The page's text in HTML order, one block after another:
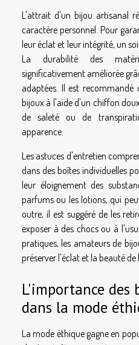
L'attrait d'un bijou artisanal
caractère personnel. Pour
leur éclat et leur intégrité, un
La durabilité des
significativement améliorée
adaptées. Il est recommandé
bijoux à l'aide d'un chiffon
de saleté ou de
apparence.
Les astuces d'entretien
dans des boîtes individuelles
leur éloignement des
parfums ou les lotions, qui
outre, il est suggéré de les
exposer à des chocs ou à
pratiques, les amateurs de
préserver l'éclat et la beauté de
L'importance
dans la mode
La mode éthique gagne en